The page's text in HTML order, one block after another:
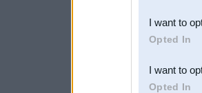
third
I want to
Opted In
I want to
Opted In